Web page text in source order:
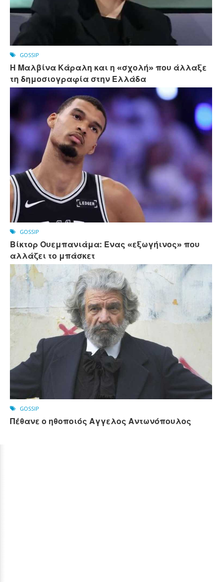
GOSSIP
Η Μαλβίνα Κάραλη και η «σχολή» που άλλαξε
τη δημοσιογραφία στην Ελλάδα
GOSSIP
Βίκτορ Ουεμπανιάμα: Ένας «εξωγήινος» που
αλλάζει το μπάσκετ
GOSSIP
Πέθανε ο ηθοποιός Αγγελος Αντωνόπουλος